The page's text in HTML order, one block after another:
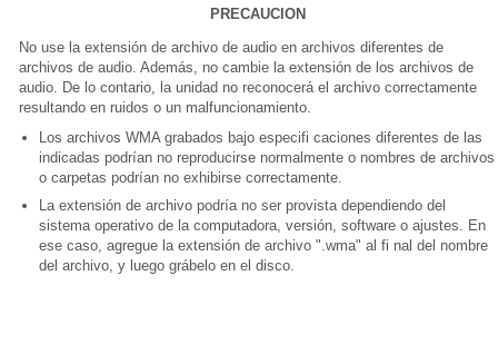
PRECAUCION
No use la extensión de archivo de audio en archivos diferentes de
archivos de audio. Además, no cambie la extensión de los archivos de
audio. De lo contario, la unidad no reconocerá el archivo correctamente
resultando en ruidos o un malfuncionamiento.
Los archivos WMA grabados bajo especifi caciones diferentes de las
indicadas podrían no reproducirse normalmente o nombres de archivos
o carpetas podrían no exhibirse correctamente.
La extensión de archivo podría no ser provista dependiendo del
sistema operativo de la computadora, versión, software o ajustes. En
ese caso, agregue la extensión de archivo ".wma" al fi nal del nombre
del archivo, y luego grábelo en el disco.